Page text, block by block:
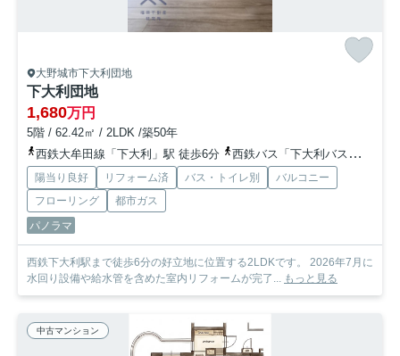
大野城市下大利団地
下大利団地
1,680万円
5階 / 62.42㎡ / 2LDK /築50年
西鉄大牟田線「下大利」駅 徒歩6分
西鉄バス「下大利バス停 」バス停下車 徒歩4分
陽当り良好 リフォーム済 バス・トイレ別
バルコニー
フローリング
都市ガス
パノラマ
西鉄下大利駅まで徒歩6分の好立地に位置する2LDKです。 2026年7月に
水回り設備や給水管を含めた室内リフォームが完了... もっと見る
中古マンション